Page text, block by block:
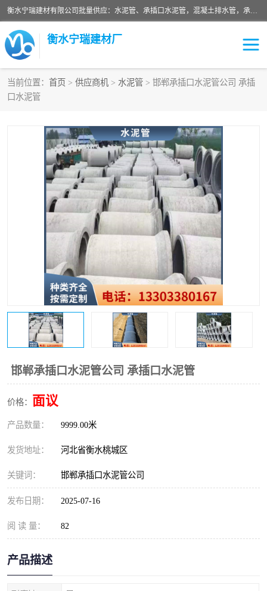
衡水宁瑞建材有限公司批量供应：水泥管、承插口水泥管，混凝土排水管，承插口水泥管，企口水泥管，钢承口水泥管，顶管，平口水泥管，水泥检查井，混凝土检查井，预制混凝土检查井，矩形检查井，圆形检查井等产品。
衡水宁瑞建材厂
当前位置： 首页 > 供应商机 > 水泥管 > 邯郸承插口水泥管公司 承插
口水泥管
邯郸承插口水泥管公司 承插口水泥管
价格： 面议
产品数量： 9999.00米
发货地址： 河北省衡水桃城区
关键词： 邯郸承插口水泥管公司
发布日期： 2025-07-16
阅 读 量： 82
产品描述
检查井
水泥检查井 水泥管
圆形检查井 矩形检查井
混凝土检查井 预制混凝土检查井
企口水泥管 钢承口水泥管